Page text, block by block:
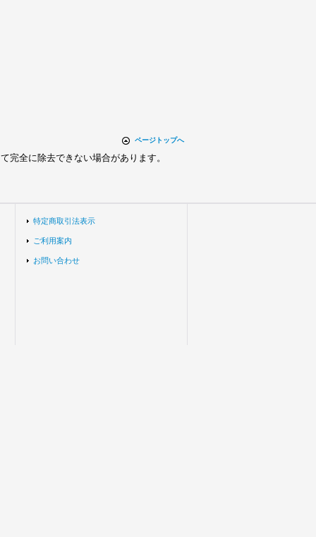
ページトップへ
完全に除去できない場合があります。
特定商取引法表示
ご利用案内
お問い合わせ